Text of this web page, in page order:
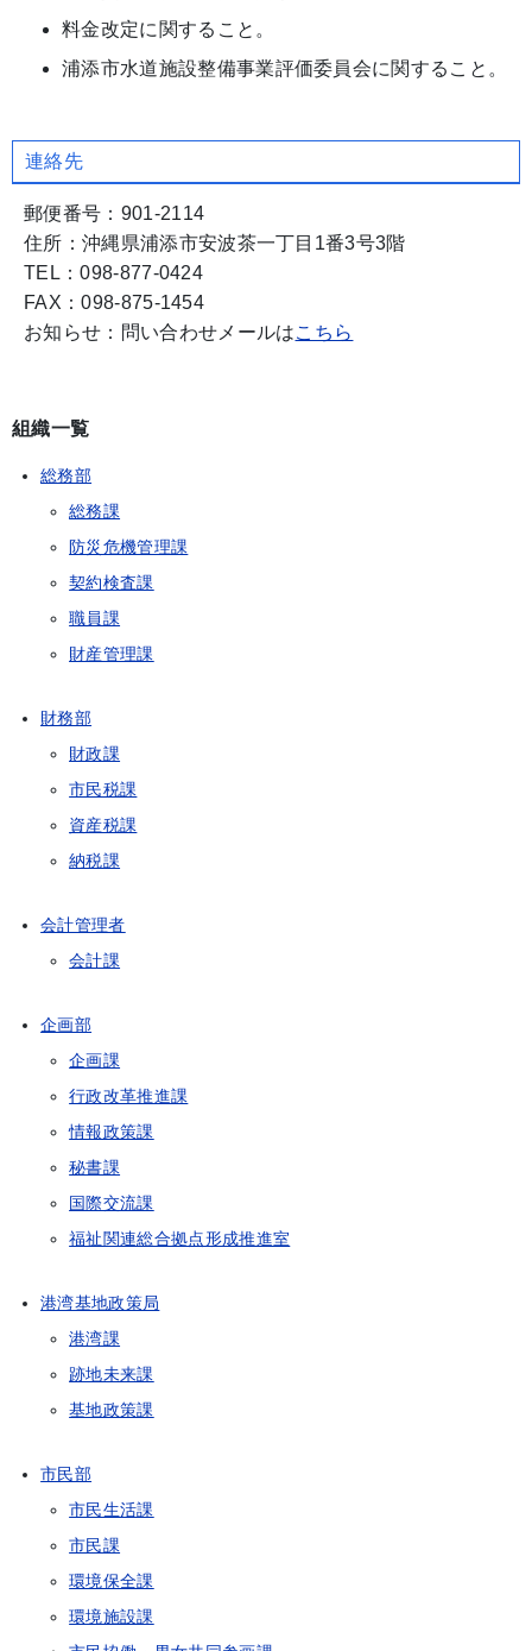
料金改定に関すること。
浦添市水道施設整備事業評価委員会に関すること。
連絡先
郵便番号：901-2114
住所：沖縄県浦添市安波茶一丁目1番3号3階
TEL：098-877-0424
FAX：098-875-1454
お知らせ：問い合わせメールはこちら
組織一覧
総務部
総務課
防災危機管理課
契約検査課
職員課
財産管理課
財務部
財政課
市民税課
資産税課
納税課
会計管理者
会計課
企画部
企画課
行政改革推進課
情報政策課
秘書課
国際交流課
福祉関連総合拠点形成推進室
港湾基地政策局
港湾課
跡地未来課
基地政策課
市民部
市民生活課
市民課
環境保全課
環境施設課